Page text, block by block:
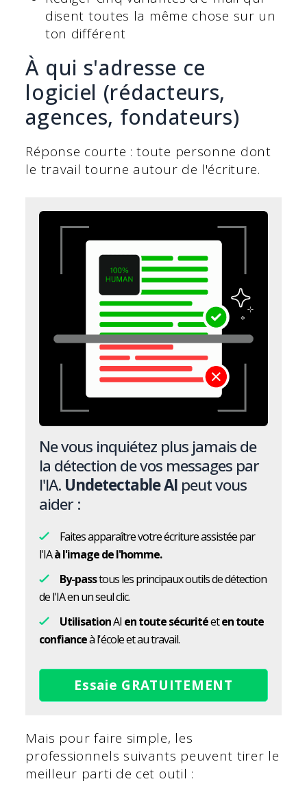
disent toutes la même chose sur un
ton différent
À qui s'adresse ce
logiciel (rédacteurs,
agences, fondateurs)
Réponse courte : toute personne dont
le travail tourne autour de l'écriture.
Ne vous inquiétez plus jamais de
la détection de vos messages par
l'IA. Undetectable AI peut vous
aider :
Faites apparaître votre écriture assistée par
l'IAà l'image de l'homme.
By-passtous les principaux outils de détection
de l'IA en un seul clic.
UtilisationAI en toute sécuritéeten toute
confianceà l'école et au travail.
Essaie GRATUITEMENT
Mais pour faire simple, les
professionnels suivants peuvent tirer le
meilleur parti de cet outil :